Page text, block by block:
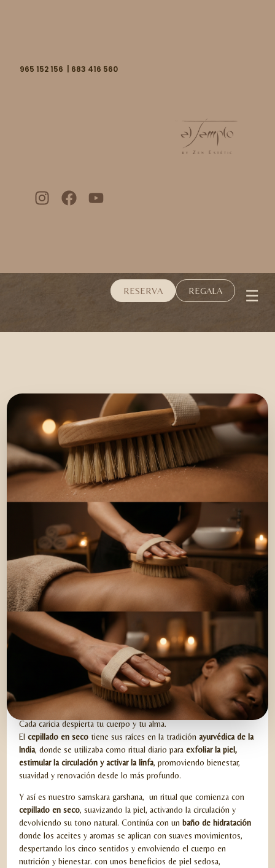
965 152 156 | 683 416 560
☰
REGALA
RESERVA
SAMSKARA GARSHANA
Cada caricia despierta tu cuerpo y tu alma.
Elcepillado en seco tiene sus raíces en la tradiciónayurvédica de la
India, donde se utilizaba como ritual diario paraexfoliar la piel,
estimular la circulación y activar la linfa, promoviendo bienestar,
suavidad y renovación desde lo más profundo.
Y así es nuestro samskara garshana, un ritual que comienza con
cepillado en seco, suavizando la piel, activando la circulación y
devolviendo su tono natural. Continúa con unbaño de hidratación
donde los aceites y aromas se aplican con suaves movimientos,
despertando los cinco sentidos y envolviendo el cuerpo en
nutrición y bienestar. con unos beneficios de piel sedosa,